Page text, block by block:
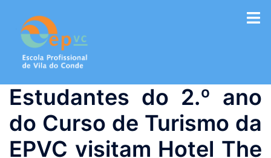
conteúdo
Estudantes do 2.º ano
do Curso de Turismo da
EPVC visitam Hotel The